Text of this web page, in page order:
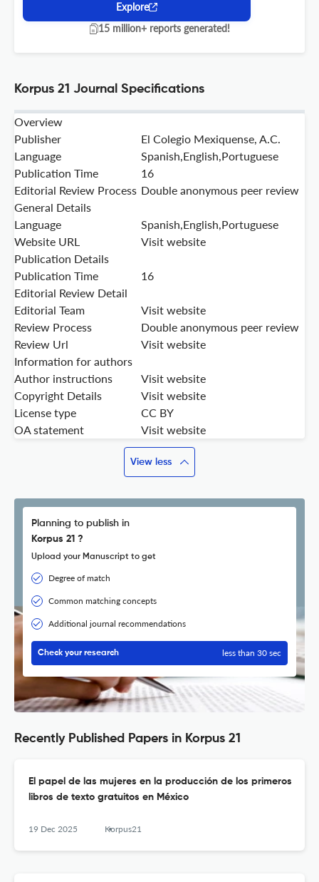
Explore
15 million+ reports generated!
Korpus 21 Journal Specifications
Overview
Publisher
El Colegio Mexiquense, A.C.
Language
Spanish,English,Portuguese
Publication Time
16
Editorial Review Process Double anonymous peer review
General Details
Language
Spanish,English,Portuguese
Website URL
Visit website
Publication Details
Publication Time
16
Editorial Review Detail
Editorial Team
Visit website
Review Process
Double anonymous peer review
Review Url
Visit website
Information for authors
Author instructions
Visit website
Copyright Details
Visit website
License type
CC BY
OA statement
Visit website
View less
Planning to publish in
Korpus 21 ?
Upload your Manuscript to get
Degree of match
Common matching concepts
Additional journal recommendations
Check your research less than 30 sec
Recently Published Papers in Korpus 21
El papel de las mujeres en la producción de los primeros
libros de texto gratuitos en México
19 Dec 2025 Korpus21